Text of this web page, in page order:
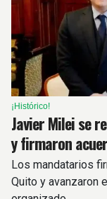
¡Histórico!
Javier Milei se
y firmaron
Los mandatarios
Quito y avanzaron